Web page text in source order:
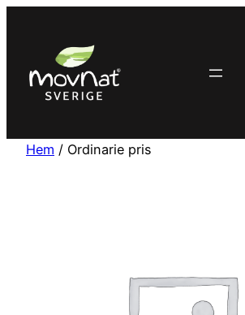
Hem / Ordinarie pris